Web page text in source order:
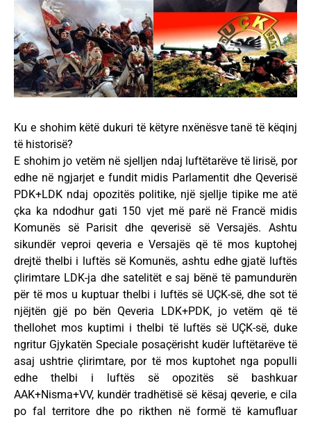
Ku e shohim këtë dukuri të këtyre nxënësve tanë të këqinj
të historisë?
E shohim jo vetëm në sjelljen ndaj luftëtarëve të lirisë, por
edhe në ngjarjet e fundit midis Parlamentit dhe Qeverisë
PDK+LDK ndaj opozitës politike, një sjellje tipike me atë
çka ka ndodhur gati 150 vjet më parë në Francë midis
Komunës së Parisit dhe qeverisë së Versajës. Ashtu
sikundër veproi qeveria e Versajës që të mos kuptohej
drejtë thelbi i luftës së Komunës, ashtu edhe gjatë luftës
çlirimtare LDK-ja dhe satelitët e saj bënë të pamundurën
për të mos u kuptuar thelbi i luftës së UÇK-së, dhe sot të
njëjtën gjë po bën Qeveria LDK+PDK, jo vetëm që të
thellohet mos kuptimi i thelbi të luftës së UÇK-së, duke
ngritur Gjykatën Speciale posaçërisht kudër luftëtarëve të
asaj ushtrie çlirimtare, por të mos kuptohet nga populli
edhe thelbi i luftës së opozitës së bashkuar
AAK+Nisma+VV, kundër tradhëtisë së kësaj qeverie, e cila
po fal territore dhe po rikthen në formë të kamufluar